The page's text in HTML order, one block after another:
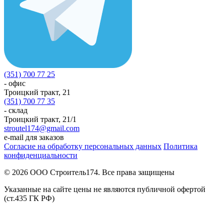
(351) 700 77 25
- офис
Троицкий тракт, 21
(351) 700 77 35
- склад
Троицкий тракт, 21/1
stroutel174@gmail.com
e-mail для заказов
Согласие на обработку персональных данных Политика
конфиденциальности
© 2026 ООО Строитель174. Все права защищены
Указанные на сайте цены не являются публичной офертой
(ст.435 ГК РФ)